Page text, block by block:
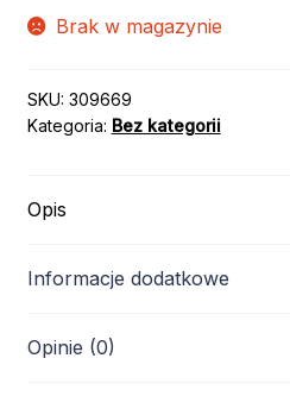
Brak w magazynie
SKU: 309669
Kategoria: Bez kategorii
Opis
Informacje dodatkowe
Opinie (0)